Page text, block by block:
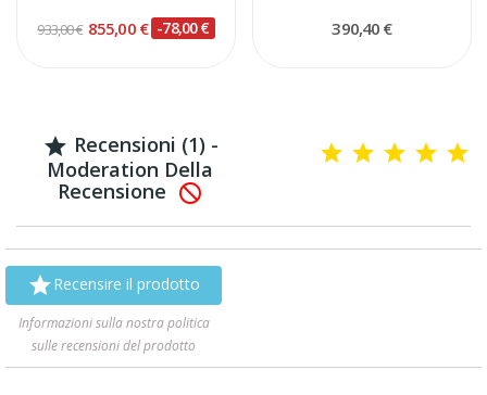
933,00 € 855,00 € -78,00 € 390,40 €
 Recensioni (1) -
Moderation Della
Recensione 
Recensire il prodotto
Informazioni sulla nostra politica
sulle recensioni del prodotto